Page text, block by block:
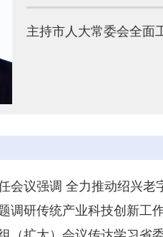
主持市人大常委会全面
会议强调 全力推动绍兴
调研传统产业科技创新工